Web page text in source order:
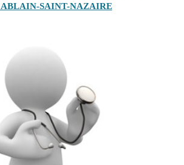
SAINT-NAZAIRE